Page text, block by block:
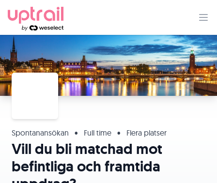
Spontanansökan • Full time • Flera platser
Vill du bli matchad mot
befintliga och framtida